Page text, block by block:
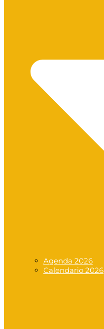
Agenda 2026
Calendario 2026